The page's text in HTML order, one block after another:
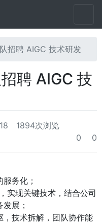
招聘 AIGC 技术研发
聘 AIGC 技
1894次浏览
0 0
务化；
实现关键技术，结合公司
展；
技术拆解，团队协作能